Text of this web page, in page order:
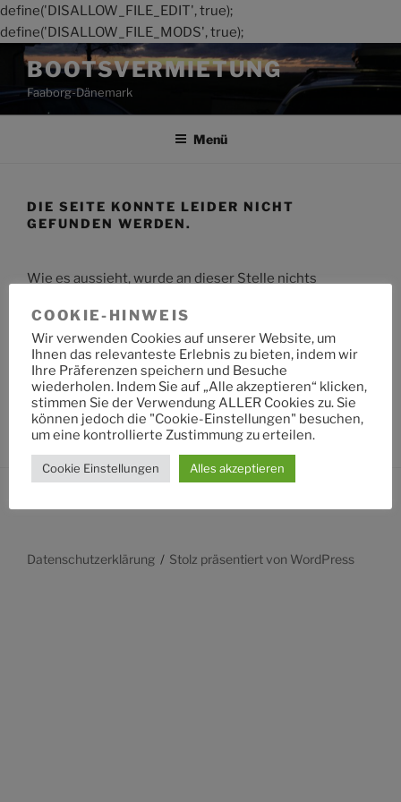
define('DISALLOW_FILE_EDIT', true);
define('DISALLOW_FILE_MODS', true);
Zum
Inhalt
springen
BOOTSVERMIETUNG
Faaborg-Dänemark
Menü
DIE SEITE KONNTE LEIDER NICHT
GEFUNDEN WERDEN.
Wie es aussieht, wurde an dieser Stelle nichts
Suche
nach:
Datenschutzerklärung Stolz präsentiert von WordPress
COOKIE-HINWEIS
Wir verwenden Cookies auf unserer Website, um
Ihnen das relevanteste Erlebnis zu bieten, indem wir
Ihre Präferenzen speichern und Besuche
wiederholen. Indem Sie auf „Alle akzeptieren“ klicken,
stimmen Sie der Verwendung ALLER Cookies zu. Sie
können jedoch die "Cookie-Einstellungen" besuchen,
um eine kontrollierte Zustimmung zu erteilen.
Cookie Einstellungen Alles akzeptieren